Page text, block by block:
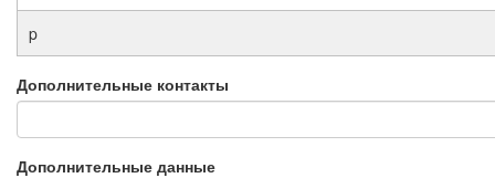
p
Дополнительные контакты
Дополнительные данные